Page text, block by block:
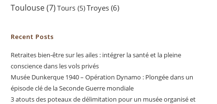
Toulouse(7) Tours (5)Troyes (6)
Recent Posts
Retraites bien-être sur les ailes : intégrer la santé et la pleine
conscience dans les vols privés
Musée Dunkerque 1940 – Opération Dynamo : Plongée dans un
épisode clé de la Seconde Guerre mondiale
3 atouts des poteaux de délimitation pour un musée organisé et